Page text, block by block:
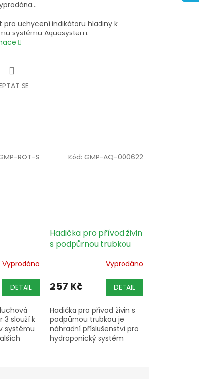
pro uchycení indikátoru hladiny k
systému Aquasystem.
SE
Vyprodáno
DETAIL
3 slouží k
systému
ROT-S
Hadička pro přívod živin
s podpůrnou trubkou
Vyprodáno
257 Kč DETAIL
Hadička pro přívod živin s
podpůrnou trubkou je
náhradní příslušenství pro
hydroponický systém
Kód: GMP-AQ-000622